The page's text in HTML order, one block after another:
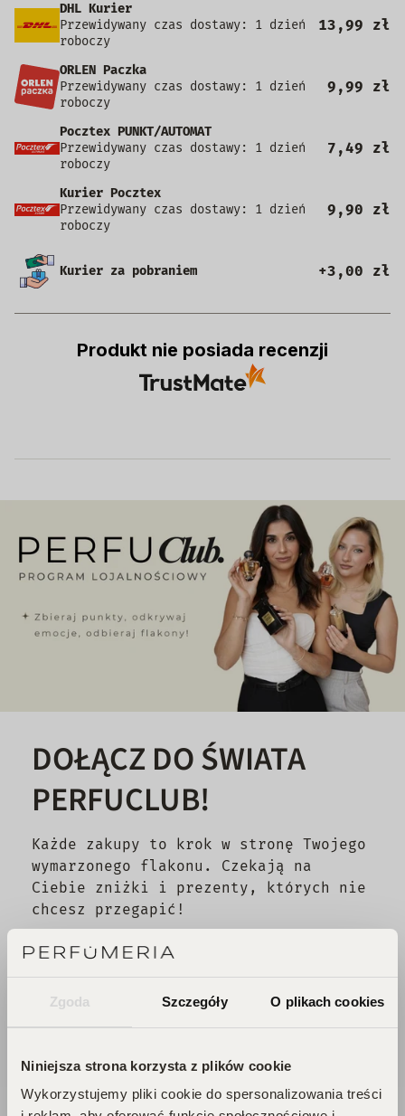
Zgoda Szczegóły O plikach cookies
Niniejsza strona korzysta z plików cookie
Wykorzystujemy pliki cookie do spersonalizowania treści
DHL Kurier
Przewidywany czas dostawy: 1 dzień
roboczy
13,99 zł
ORLEN Paczka
Przewidywany czas dostawy: 1 dzień
roboczy
9,99 zł
Pocztex PUNKT/AUTOMAT
Przewidywany czas dostawy: 1 dzień
roboczy
7,49 zł
Kurier Pocztex
Przewidywany czas dostawy: 1 dzień
roboczy
9,90 zł
Kurier za pobraniem +3,00 zł
Produkt nie posiada recenzji
DOŁĄCZ DO ŚWIATA
PERFUCLUB!
Każde zakupy to krok w stronę Twojego
wymarzonego flakonu. Czekają na
Ciebie zniżki i prezenty, których nie
chcesz przegapić!
odbieraj flakony!
DOŁĄCZ DO KLUBU!